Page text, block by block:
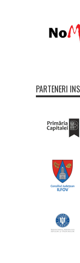
PARTENERI